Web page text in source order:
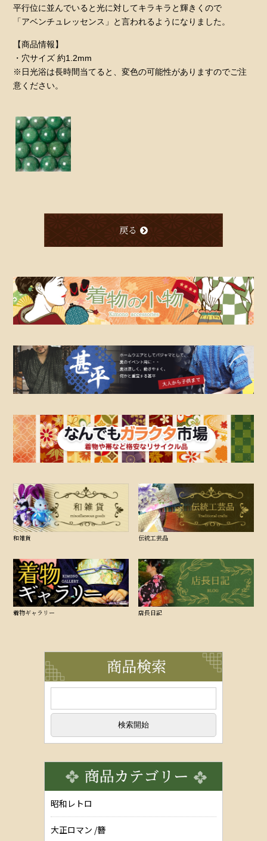
平行位に並んでいると光に対してキラキラと輝きくので
「アベンチュレッセンス」と言われるようになりました。
【商品情報】
・穴サイズ 約1.2mm
※日光浴は長時間当てると、変色の可能性がありますのでご注
意ください。
戻る
和雑貨 伝統工芸品
着物ギャラリー 店長日記
昭和レトロ
大正ロマン /簪